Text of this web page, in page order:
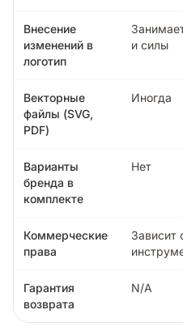
Внесение
изменений в
логотип
и силы
Векторные
файлы (SVG,
PDF)
Иногда
Варианты
бренда в
комплекте
Нет
Коммерческие
права
Зависит
Гарантия
возврата
N/A